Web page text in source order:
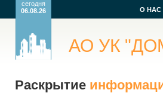
АО УК
сегодня
06.08.26
О НАС
Раскрытие